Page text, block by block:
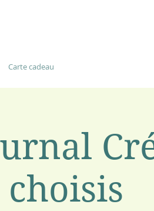
Carte cadeau
choisis